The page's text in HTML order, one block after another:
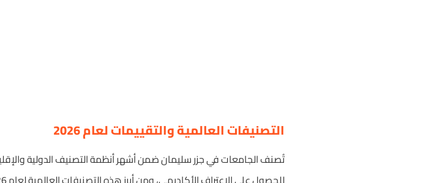
التصنيفات العالمية والتقييمات لعام 2026
تُصنف الجامعات في جزر سليمان ضمن أشهر أنظمة التصنيف الدولية